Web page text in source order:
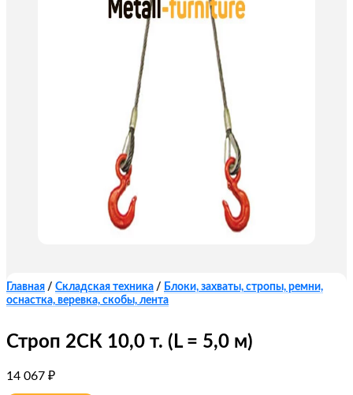
Главная / Складская техника / Блоки, захваты, стропы, ремни,
оснастка, веревка, скобы, лента
Строп 2СК 10,0 т. (L = 5,0 м)
14 067 ₽